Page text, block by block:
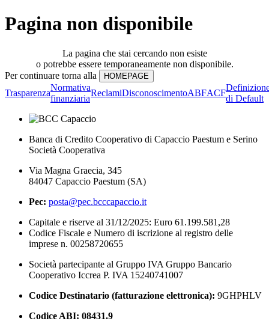
Pagina non disponibile
La pagina che stai cercando non esiste
o potrebbe essere temporaneamente non disponibile.
Per continuare torna alla
Trasparenza
Normativa
finanziaria
ReclamiDisconoscimentoABFACF
di Default
Banca di Credito Cooperativo di Capaccio Paestum e Serino
Società Cooperativa
Via Magna Graecia, 345
84047 Capaccio Paestum (SA)
Pec: posta@pec.bcccapaccio.it
Capitale e riserve al 31/12/2025: Euro 61.199.581,28
Codice Fiscale e Numero di iscrizione al registro delle
imprese n. 00258720655
Società partecipante al Gruppo IVA Gruppo Bancario
Cooperativo Iccrea P. IVA 15240741007
Codice Destinatario (fatturazione elettronica): 9GHPHLV
Codice ABI: 08431.9